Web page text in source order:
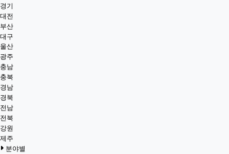
경기
대전
부산
대구
울산
광주
충남
충북
경남
경북
전남
전북
강원
제주
분야별